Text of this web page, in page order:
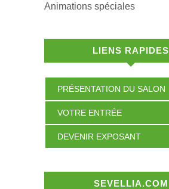
Animations spéciales
LIENS RAPIDES
PRÉSENTATION DU SALON
VOTRE ENTRÉE
DEVENIR EXPOSANT
SEVELLIA.COM